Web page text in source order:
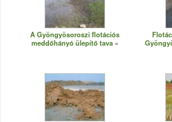
A Gyöngyösoroszi flotációs
meddőhányó ülepítő tava